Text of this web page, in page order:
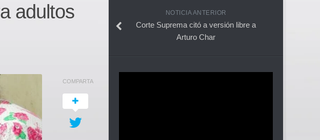
adultos
COMPARTA
NOTICIA ANTERIOR
Corte Suprema citó a versión libre a
Arturo Char